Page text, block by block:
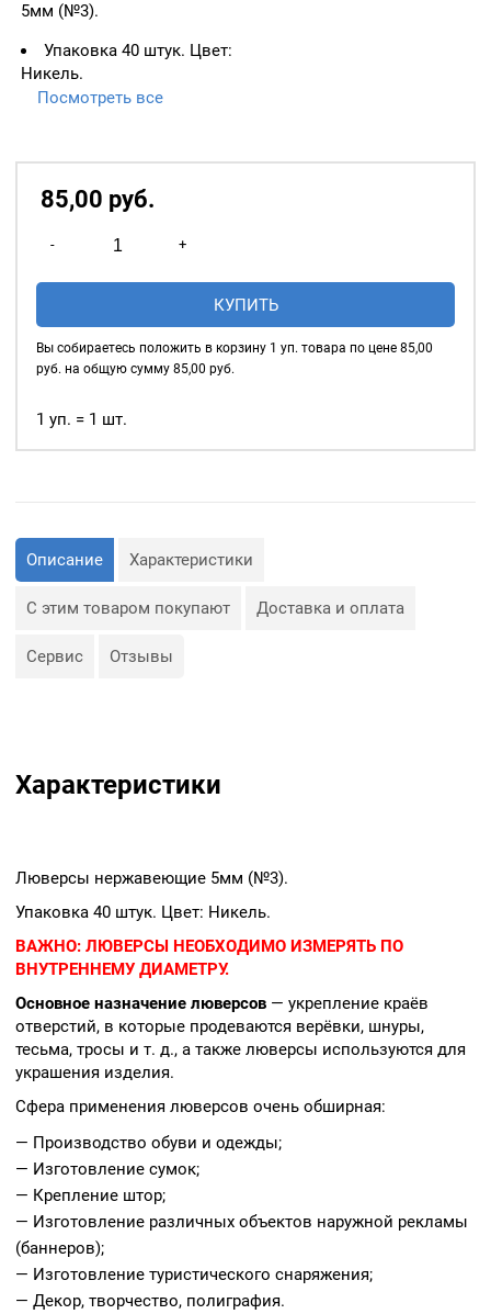
5мм (№3).
Упаковка 40 штук. Цвет:
Никель.
ВАЖНО:
ПО ВНУТРЕННЕМУ
люверсов
— укрепление
продеваются верёвки,
шнуры, тесьма, тросы и т.
используются для
Сфера применения
люверсов очень обширная:
объектов наружной
рекламы (баннеров);
— Изготовление
туристического
— Декор, творчество,
полиграфия.
Посмотреть все
85,00 руб.
-
товара
Люверсы
уп.
шт,
+
КУПИТЬ
Вы собираетесь положить в корзину 1 уп. товара по цене 85,00
руб. на общую сумму 85,00 руб.
1 уп. = 1 шт.
Описание Характеристики
С этим товаром покупают Доставка и оплата
Сервис Отзывы
Характеристики
Люверсы нержавеющие 5мм (№3).
Упаковка 40 штук. Цвет: Никель.
ВАЖНО: ЛЮВЕРСЫ НЕОБХОДИМО ИЗМЕРЯТЬ ПО
ВНУТРЕННЕМУ ДИАМЕТРУ.
Основное назначение люверсов — укрепление краёв
отверстий, в которые продеваются верёвки, шнуры,
тесьма, тросы и т. д., а также люверсы используются для
украшения изделия.
Сфера применения люверсов очень обширная:
— Производство обуви и одежды;
— Изготовление сумок;
— Крепление штор;
— Изготовление различных объектов наружной рекламы
(баннеров);
— Изготовление туристического снаряжения;
— Декор, творчество, полиграфия.